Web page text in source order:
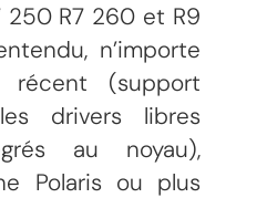
250 R7 260 et R9
n’importe
(support
drivers libres
au noyau),
Polaris ou plus